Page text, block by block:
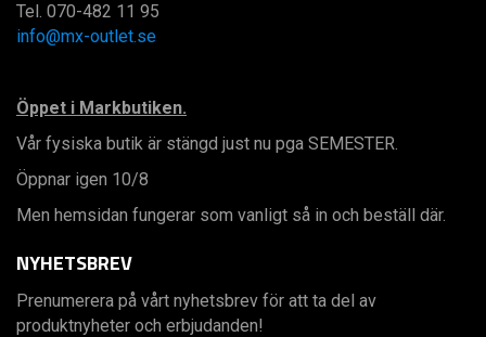
Tel. 070-482 11 95
info@mx-outlet.se
Öppet i Markbutiken.
Vår fysiska butik är stängd just nu pga SEMESTER.
Öppnar igen 10/8
Men hemsidan fungerar som vanligt så in och beställ där.
NYHETSBREV
Prenumerera på vårt nyhetsbrev för att ta del av
produktnyheter och erbjudanden!